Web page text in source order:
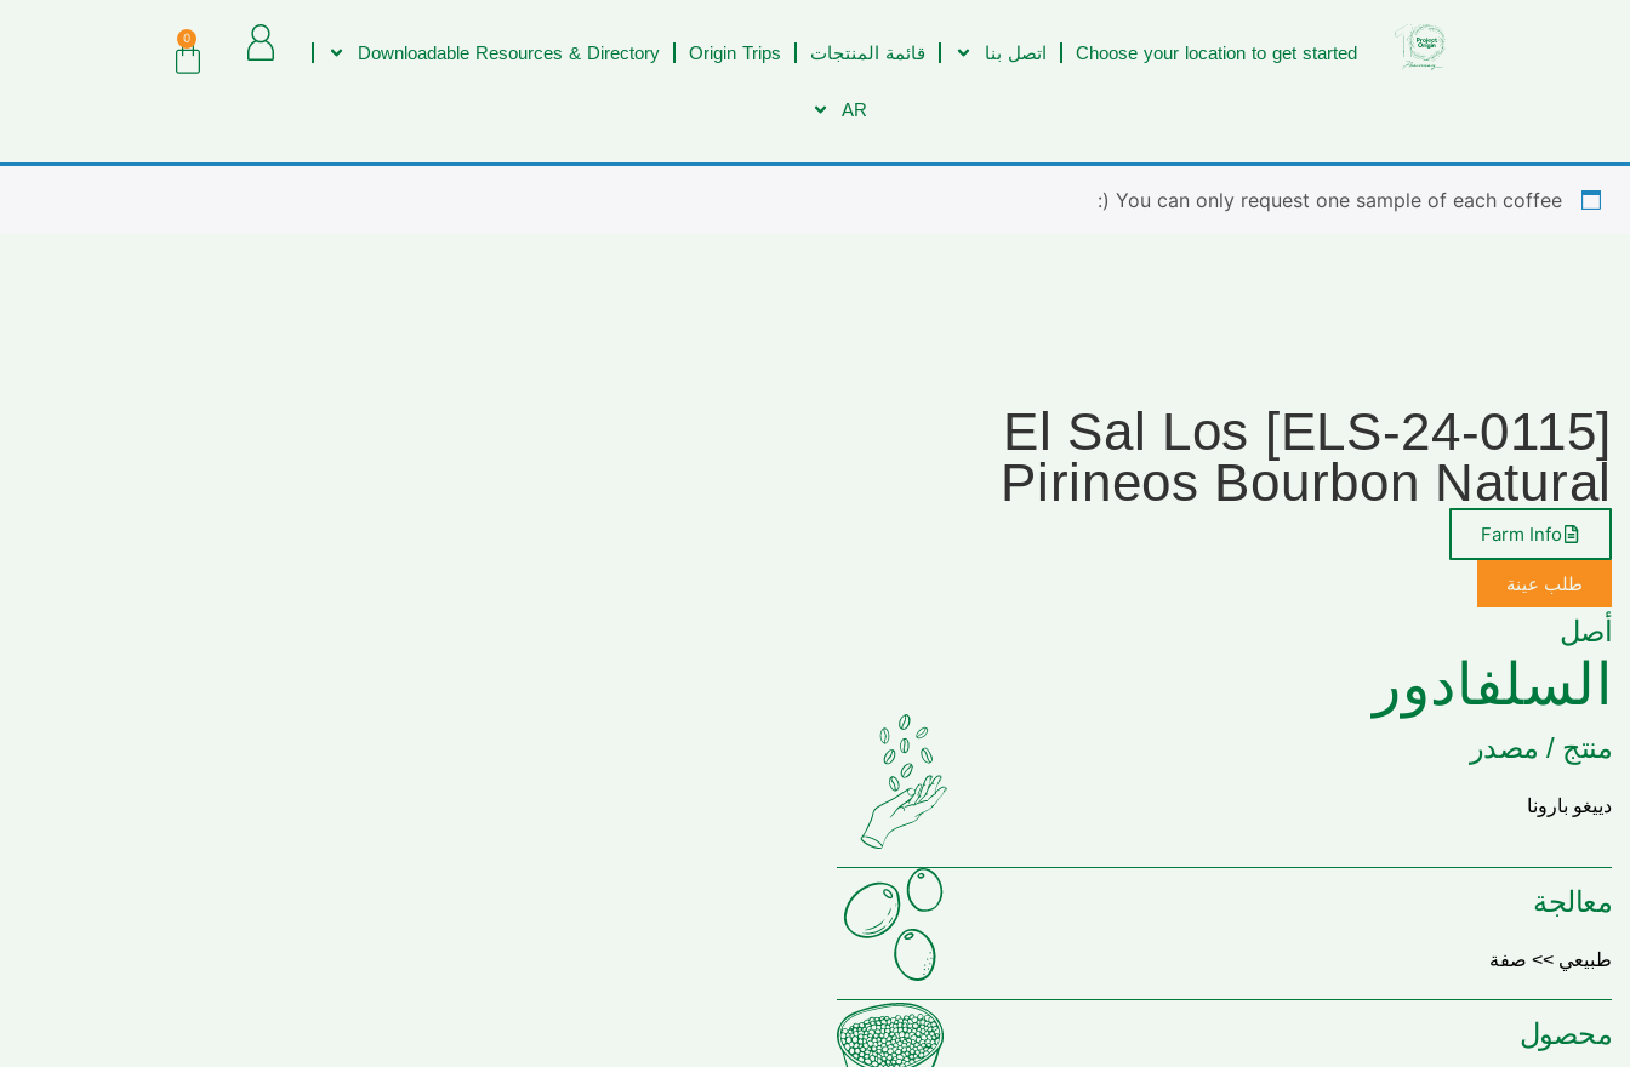
Choose your location to get started اتصل بنا قائمة المنتجات Origin Trips
Downloadable Resources & Directory
AR
0
You can only request one sample of each coffee (:
[ELS-24-0115] El Sal Los
Pirineos Bourbon Natural
Farm Info
طلب عينة
أصل
السلفادور
منتج / مصدر
دييغو بارونا
معالجة
طبيعي >> صفة
محصول